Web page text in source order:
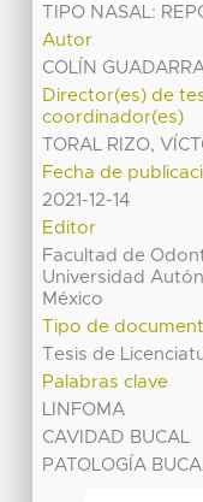
TIPO NASAL:
Autor
COLÍN
Director(es) de
coordinador(es)
TORAL RIZO,
Fecha de
2021-12-14
Editor
Facultad de
Universidad
México
Tipo de
Tesis de
Palabras clave
LINFOMA
CAVIDAD BUCAL
PATOLOGÍA BUCAL